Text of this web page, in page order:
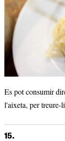
Es pot consumir
l'aixeta, per treure-
15.